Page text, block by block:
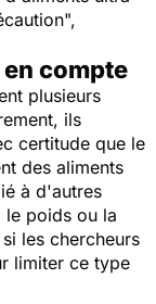
",
en compte
plusieurs
ils
certitude que le
des aliments
à d'autres
le poids ou la
les chercheurs
limiter ce type